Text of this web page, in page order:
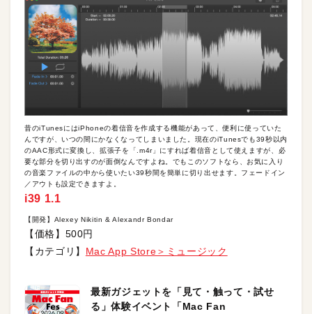
昔のiTunesにはiPhoneの着信音を作成する機能があって、便利に使っていた
んですが、いつの間にかなくなってしまいました。現在のiTunesでも39秒以内
のAAC形式に変換し、拡張子を「.m4r」にすれば着信音として使えますが、必
要な部分を切り出すのが面倒なんですよね。でもこのソフトなら、お気に入り
の音楽ファイルの中から使いたい39秒間を簡単に切り出せます。フェードイン
／アウトも設定できますよ。
i39 1.1
【開発】Alexey Nikitin & Alexandr Bondar
【価格】500円
【カテゴリ】 Mac App Store＞ミュージック
最新ガジェットを「見て・触って・試せ
る」体験イベント「Mac Fan